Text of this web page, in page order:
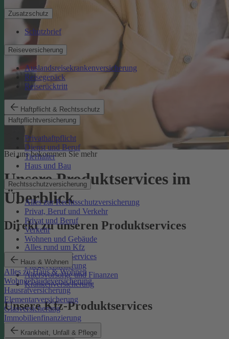
Zusatzschutz
Schutzbrief
Reiseversicherung
Auslandsreisekrankenversicherung
Reisegepäck
Reiserücktritt
Haftpflicht & Rechtsschutz
Haftpflichtversicherung
Privathaftpflicht
Dienst und Beruf
Tierhalter
Haus und Bau
Rechtsschutzversicherung
Alles zur Rechtsschutzversicherung
Privat, Beruf und Verkehr
Privat und Beruf
Verkehr
Wohnen und Gebäude
Haus & Wohnen
Alles zu Haus & Wohnen
Wohngebäudeversicherung
Hausratversicherung
Elementarversicherung
Glasversicherung
Immobilienfinanzierung
Krankheit, Unfall & Pflege
Bei uns bekommen Sie mehr
Unsere Produktservices im
Überblick
Direkt zu unseren Produktservices
Alles rund um Kfz
Rechtsschutz-Services
Pflegeversicherung
Altersvorsorge und Finanzen
Krankenversicherung
Unsere Kfz-Produktservices
eVB-Nummer